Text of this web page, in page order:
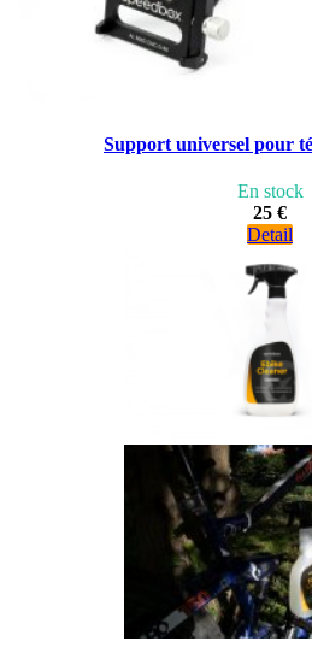
Support universel pour
En stock
25 €
Detail